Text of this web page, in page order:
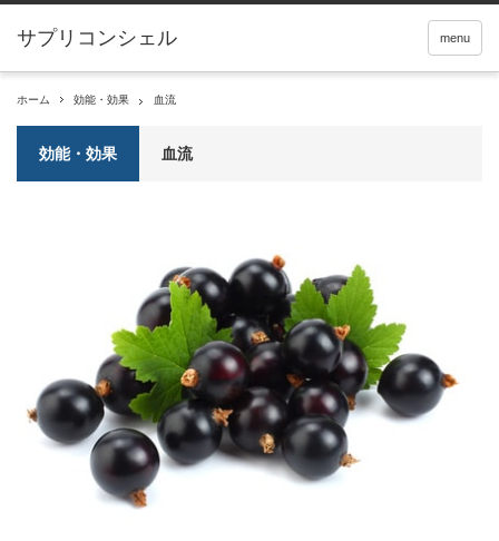
サプリコンシェル menu
ホーム 効能・効果 血流
効能・効果 血流